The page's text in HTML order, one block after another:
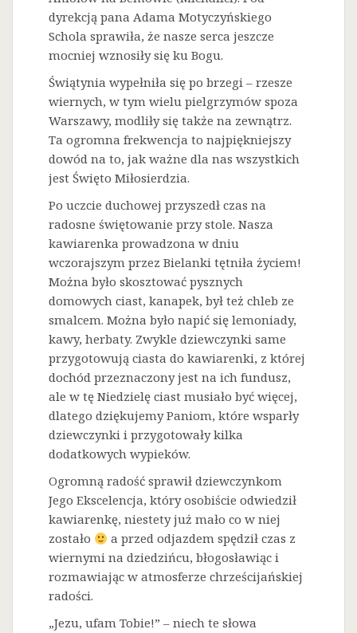
dyrekcją pana Adama Motyczyńskiego
Schola sprawiła, że nasze serca jeszcze
mocniej wznosiły się ku Bogu.
Świątynia wypełniła się po brzegi – rzesze
wiernych, w tym wielu pielgrzymów spoza
Warszawy, modliły się także na zewnątrz.
Ta ogromna frekwencja to najpiękniejszy
dowód na to, jak ważne dla nas wszystkich
jest Święto Miłosierdzia.
Po uczcie duchowej przyszedł czas na
radosne świętowanie przy stole. Nasza
kawiarenka prowadzona w dniu
wczorajszym przez Bielanki tętniła życiem!
Można było skosztować pysznych
domowych ciast, kanapek, był też chleb ze
smalcem. Można było napić się lemoniady,
kawy, herbaty. Zwykle dziewczynki same
przygotowują ciasta do kawiarenki, z której
dochód przeznaczony jest na ich fundusz,
ale w tę Niedzielę ciast musiało być więcej,
dlatego dziękujemy Paniom, które wsparły
dziewczynki i przygotowały kilka
dodatkowych wypieków.
Ogromną radość sprawił dziewczynkom
Jego Ekscelencja, który osobiście odwiedził
kawiarenkę, niestety już mało co w niej
zostało
a przed odjazdem spędził czas z
wiernymi na dziedzińcu, błogosławiąc i
rozmawiając w atmosferze chrześcijańskiej
radości.
„Jezu, ufam Tobie!” – niech te słowa